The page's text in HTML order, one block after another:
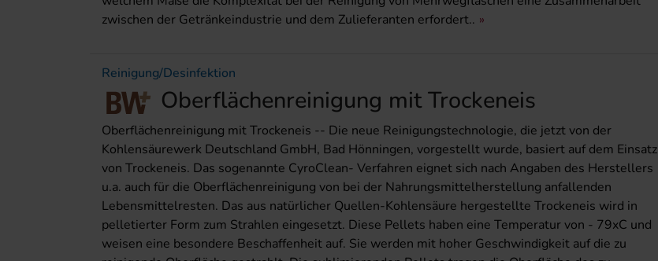
zwischen der Getränkeindustrie und dem Zulieferanten erfordert..
Reinigung/Desinfektion
Oberflächenreinigung mit Trockeneis
Oberflächenreinigung mit Trockeneis -- Die neue Reinigungstechnologie, die jetzt von der
Kohlensäurewerk Deutschland GmbH, Bad Hönningen, vorgestellt wurde, basiert auf dem Einsatz
von Trockeneis. Das sogenannte CyroClean- Verfahren eignet sich nach Angaben des Herstellers
u.a. auch für die Oberflächenreinigung von bei der Nahrungsmittelherstellung anfallenden
Lebensmittelresten. Das aus natürlicher Quellen-Kohlensäure hergestellte Trockeneis wird in
pelletierter Form zum Strahlen eingesetzt. Diese Pellets haben eine Temperatur von - 79xC und
weisen eine besondere Beschaffenheit auf. Sie werden mit hoher Geschwindigkeit auf die zu